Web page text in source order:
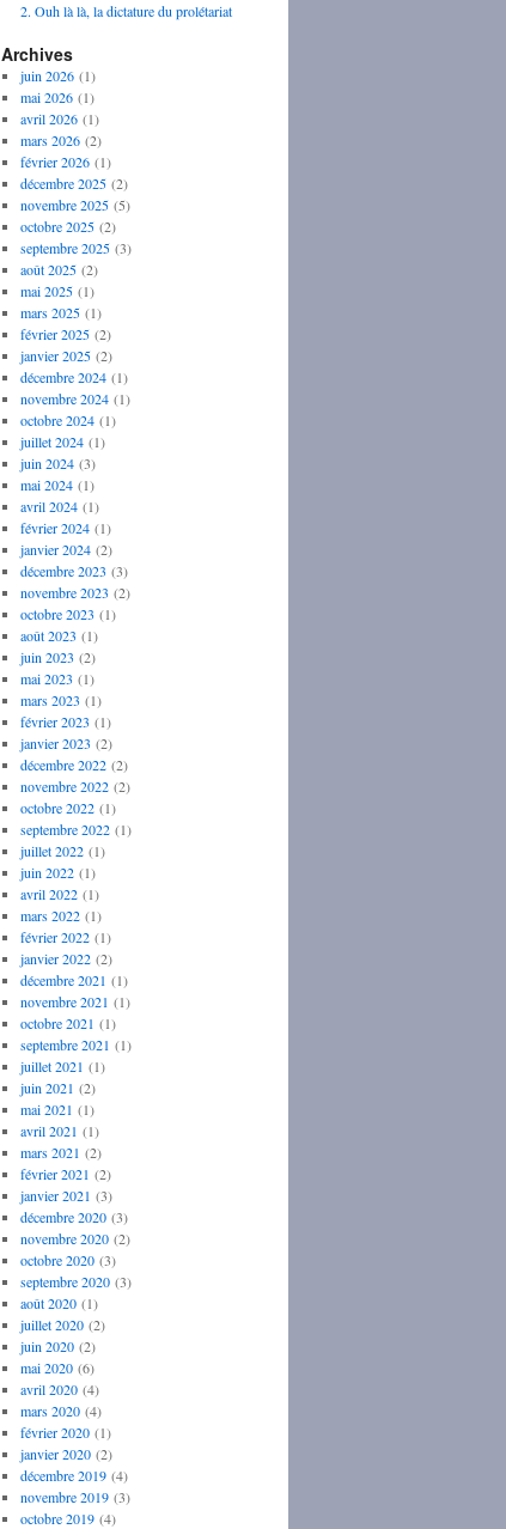
2. Ouh là là, la dictature du prolétariat
Archives
juin 2026(1)
mai 2026(1)
avril 2026(1)
mars 2026(2)
février 2026(1)
décembre 2025(2)
novembre 2025(5)
octobre 2025(2)
septembre 2025(3)
août 2025(2)
mai 2025(1)
mars 2025(1)
février 2025(2)
janvier 2025(2)
décembre 2024(1)
novembre 2024(1)
octobre 2024(1)
juillet 2024(1)
juin 2024(3)
mai 2024(1)
avril 2024(1)
février 2024(1)
janvier 2024(2)
décembre 2023 (3)
novembre 2023 (2)
octobre 2023 (1)
août 2023 (1)
juin 2023 (2)
mai 2023 (1)
mars 2023 (1)
février 2023 (1)
janvier 2023 (2)
décembre 2022(2)
novembre 2022(2)
octobre 2022(1)
septembre 2022(1)
juillet 2022(1)
juin 2022(1)
avril 2022(1)
mars 2022(1)
février 2022(1)
janvier 2022(2)
décembre 2021 (1)
novembre 2021 (1)
octobre 2021 (1)
septembre 2021 (1)
juillet 2021 (1)
juin 2021 (2)
mai 2021 (1)
avril 2021 (1)
mars 2021 (2)
février 2021 (2)
janvier 2021 (3)
décembre 2020(3)
novembre 2020(2)
octobre 2020(3)
septembre 2020(3)
août 2020(1)
juillet 2020(2)
juin 2020(2)
mai 2020(6)
avril 2020(4)
mars 2020(4)
février 2020(1)
janvier 2020(2)
décembre 2019(4)
novembre 2019(3)
octobre 2019(4)